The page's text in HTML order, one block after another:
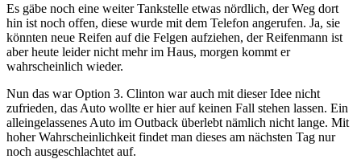
Es gäbe noch eine weiter Tankstelle etwas nördlich, der Weg dort
hin ist noch offen, diese wurde mit dem Telefon angerufen. Ja, sie
könnten neue Reifen auf die Felgen aufziehen, der Reifenmann ist
aber heute leider nicht mehr im Haus, morgen kommt er
wahrscheinlich wieder.
Nun das war Option 3. Clinton war auch mit dieser Idee nicht
zufrieden, das Auto wollte er hier auf keinen Fall stehen lassen. Ein
alleingelassenes Auto im Outback überlebt nämlich nicht lange. Mit
hoher Wahrscheinlichkeit findet man dieses am nächsten Tag nur
noch ausgeschlachtet auf.